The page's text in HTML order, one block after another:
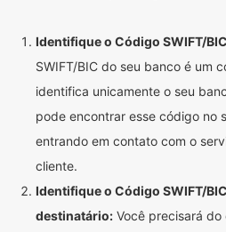
Identifique o Código SWIFT/
SWIFT/BIC do seu banco é um
identifica unicamente o seu
pode encontrar esse código no
entrando em contato com o
cliente.
Identifique o Código SWIFT/
destinatário: Você precisará do